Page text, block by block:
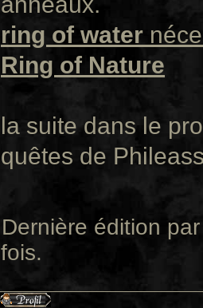
ring of water
Ring of Nature
la suite dans le
quêtes de
Dernière édition
fois.